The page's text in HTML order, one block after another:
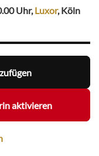
Uhr,Luxor, Köln
aktivieren